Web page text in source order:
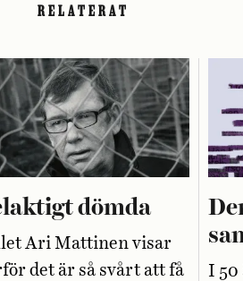
RELATERAT
dömda
Ari Mattinen visar
det är så svårt att få
I 50